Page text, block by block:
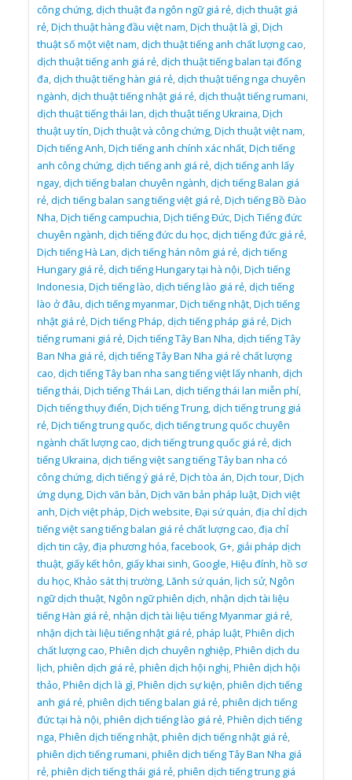
công chứng,dịch thuật đa ngôn ngữ giá rẻ,dịch thuật giá
rẻ,Dịch thuật hàng đầu việt nam,Dịch thuật là gì,Dịch
thuật số một việt nam,dịch thuật tiếng anh chất lượng cao,
dịch thuật tiếng anh giá rẻ,dịch thuật tiếng balan tại đống
đa,dịch thuật tiếng hàn giá rẻ,dịch thuật tiếng nga chuyên
ngành,dịch thuật tiếng nhật giá rẻ,dịch thuật tiếng rumani,
dịch thuật tiếng thái lan,dịch thuật tiếng Ukraina,Dịch
thuật uy tín,Dịch thuật và công chứng,Dịch thuật việt nam,
Dịch tiếng Anh,Dịch tiếng anh chính xác nhất,Dịch tiếng
anh công chứng,dịch tiếng anh giá rẻ,dịch tiếng anh lấy
ngay,dịch tiếng balan chuyên ngành,dịch tiếng Balan giá
rẻ,dịch tiếng balan sang tiếng việt giá rẻ,Dịch tiếng Bồ Đào
Nha,Dịch tiếng campuchia,Dịch tiếng Đức,Dịch Tiếng đức
chuyên ngành,dịch tiếng đức du học,dịch tiếng đức giá rẻ,
Dịch tiếng Hà Lan,dịch tiếng hán nôm giá rẻ,dịch tiếng
Hungary giá rẻ,dịch tiếng Hungary tại hà nội,Dịch tiếng
Indonesia,Dịch tiếng lào,dịch tiếng lào giá rẻ,dịch tiếng
lào ở đâu,dịch tiếng myanmar,Dịch tiếng nhật,Dịch tiếng
nhật giá rẻ,Dịch tiếng Pháp,dịch tiếng pháp giá rẻ,Dịch
tiếng rumani giá rẻ,Dịch tiếng Tây Ban Nha,dịch tiếng Tây
Ban Nha giá rẻ,dịch tiếng Tây Ban Nha giá rẻ chất lượng
cao,dịch tiếng Tây ban nha sang tiếng việt lấy nhanh,dịch
tiếng thái,Dịch tiếng Thái Lan,dịch tiếng thái lan miễn phí,
Dịch tiếng thụy điển,Dịch tiếng Trung,dịch tiếng trung giá
rẻ,Dịch tiếng trung quốc,dịch tiếng trung quốc chuyên
ngành chất lượng cao,dịch tiếng trung quốc giá rẻ,dịch
tiếng Ukraina,dịch tiếng việt sang tiếng Tây ban nha có
công chứng,dịch tiếng ý giá rẻ,Dịch tòa án,Dịch tour,Dịch
ứng dụng,Dịch văn bản,Dịch văn bản pháp luật,Dịch việt
anh,Dịch việt pháp,Dịch website,Đại sứ quán,địa chỉ dịch
tiếng việt sang tiếng balan giá rẻ chất lượng cao,địa chỉ
dịch tin cậy,địa phương hóa,facebook,G+, giải pháp dịch
thuật, giấy kết hôn, giấy khai sinh,Google,Hiệu đính,hồ sơ
du học,Khảo sát thị trường,Lãnh sứ quán,lịch sử,Ngôn
ngữ dịch thuật,Ngôn ngữ phiên dịch,nhận dịch tài liệu
tiếng Hàn giá rẻ,nhận dịch tài liệu tiếng Myanmar giá rẻ,
nhận dịch tài liệu tiếng nhật giá rẻ,pháp luật,Phiên dịch
chất lượng cao,Phiên dịch chuyên nghiệp,Phiên dịch du
lịch,phiên dịch giá rẻ,phiên dịch hội nghị,Phiên dịch hội
thảo,Phiên dịch là gì,Phiên dịch sự kiện,phiên dịch tiếng
anh giá rẻ,phiên dịch tiếng balan giá rẻ,phiên dịch tiếng
đức tại hà nội,phiên dịch tiếng lào giá rẻ,Phiên dịch tiếng
nga,Phiên dịch tiếng nhật,phiên dịch tiếng nhật giá rẻ,
phiên dịch tiếng rumani,phiên dịch tiếng Tây Ban Nha giá
rẻ,phiên dịch tiếng thái giá rẻ,phiên dịch tiếng trung giá